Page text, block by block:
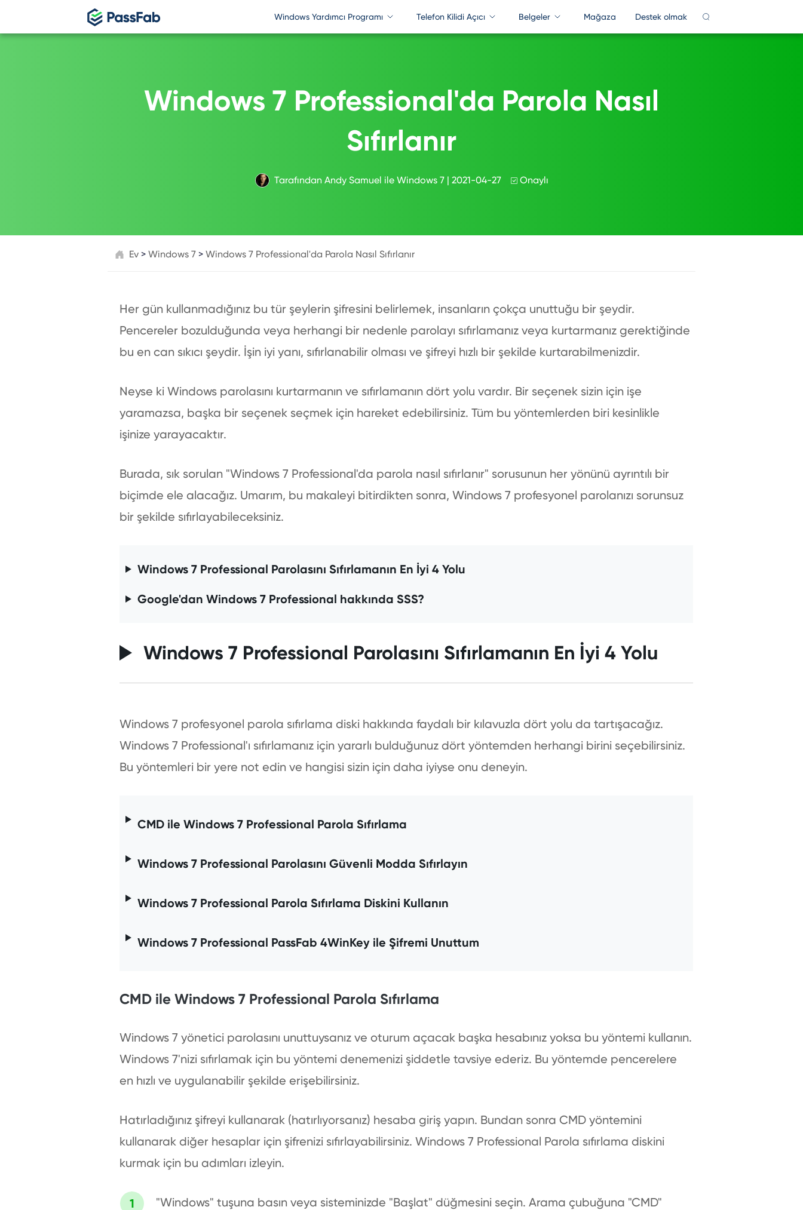
Windows Yardımcı Programı
PassFab Duplicate File Deleter
Telefon Kilidi Açıcı
PassFab Android Unlock
PassFab iPhone Backup Unlock
PassFab iOS Password Manager
Belgeler
PassFab for Word
PassFab for Office
PassFab for RAR
PDF'yi Böl
Mağaza Destek olmak
Windows 7 Professional'da Parola Nasıl
Sıfırlanır
TarafındanAndy Samuel ileWindows 7| 2021-04-27 Onaylı
Ev > Windows 7 > Windows 7 Professional'da Parola Nasıl Sıfırlanır
Her gün kullanmadığınız bu tür şeylerin şifresini belirlemek, insanların çokça unuttuğu bir şeydir.
Pencereler bozulduğunda veya herhangi bir nedenle parolayı sıfırlamanız veya kurtarmanız gerektiğinde
bu en can sıkıcı şeydir. İşin iyi yanı, sıfırlanabilir olması ve şifreyi hızlı bir şekilde kurtarabilmenizdir.
Neyse ki Windows parolasını kurtarmanın ve sıfırlamanın dört yolu vardır. Bir seçenek sizin için işe
yaramazsa, başka bir seçenek seçmek için hareket edebilirsiniz. Tüm bu yöntemlerden biri kesinlikle
işinize yarayacaktır.
Burada, sık sorulan "Windows 7 Professional'da parola nasıl sıfırlanır" sorusunun her yönünü ayrıntılı bir
biçimde ele alacağız. Umarım, bu makaleyi bitirdikten sonra, Windows 7 profesyonel parolanızı sorunsuz
bir şekilde sıfırlayabileceksiniz.
Windows 7 Professional Parolasını Sıfırlamanın En İyi 4 Yolu
Google'dan Windows 7 Professional hakkında SSS?
Windows 7 Professional Parolasını Sıfırlamanın En İyi 4 Yolu
Windows 7 profesyonel parola sıfırlama diski hakkında faydalı bir kılavuzla dört yolu da tartışacağız.
Windows 7 Professional'ı sıfırlamanız için yararlı bulduğunuz dört yöntemden herhangi birini seçebilirsiniz.
Bu yöntemleri bir yere not edin ve hangisi sizin için daha iyiyse onu deneyin.
CMD ile Windows 7 Professional Parola Sıfırlama
Windows 7 Professional Parolasını Güvenli Modda Sıfırlayın
Windows 7 Professional Parola Sıfırlama Diskini Kullanın
Windows 7 Professional PassFab 4WinKey ile Şifremi Unuttum
CMD ile Windows 7 Professional Parola Sıfırlama
Windows 7 yönetici parolasını unuttuysanız ve oturum açacak başka hesabınız yoksa bu yöntemi kullanın.
Windows 7'nizi sıfırlamak için bu yöntemi denemenizi şiddetle tavsiye ederiz. Bu yöntemde pencerelere
en hızlı ve uygulanabilir şekilde erişebilirsiniz.
Hatırladığınız şifreyi kullanarak (hatırlıyorsanız) hesaba giriş yapın. Bundan sonra CMD yöntemini
kullanarak diğer hesaplar için şifrenizi sıfırlayabilirsiniz. Windows 7 Professional Parola sıfırlama diskini
kurmak için bu adımları izleyin.
"Windows" tuşuna basın veya sisteminizde "Başlat" düğmesini seçin. Arama çubuğuna "CMD"